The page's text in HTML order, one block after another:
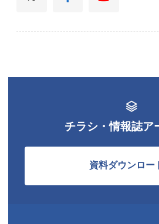
チラシ・情報誌ア
資料ダウンロー